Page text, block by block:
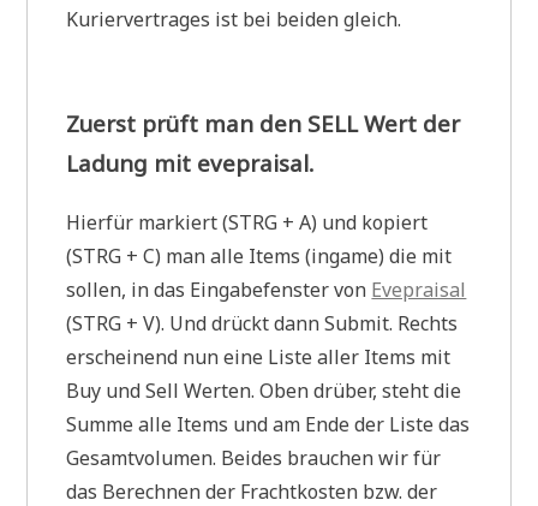
Kuriervertrages ist bei beiden gleich.
Zuerst prüft man den SELL Wert der
Ladung mit evepraisal.
Hierfür markiert (STRG + A) und kopiert
(STRG + C) man alle Items (ingame) die mit
sollen, in das Eingabefenster von Evepraisal
(STRG + V). Und drückt dann Submit. Rechts
erscheinend nun eine Liste aller Items mit
Buy und Sell Werten. Oben drüber, steht die
Summe alle Items und am Ende der Liste das
Gesamtvolumen. Beides brauchen wir für
das Berechnen der Frachtkosten bzw. der